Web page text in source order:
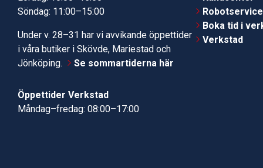
Söndag: 11:00–15:00
Under v. 28–31 har vi avvikande öppettider
i våra butiker i Skövde, Mariestad och
Jönköping.
Se sommartiderna här
Öppettider Verkstad
Måndag–fredag: 08:00–17:00
Robotservice
Boka tid i
Verkstad